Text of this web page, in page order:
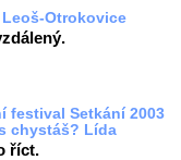
Otrokovice
festival Setkání 2003
chystáš? Lída
říct.